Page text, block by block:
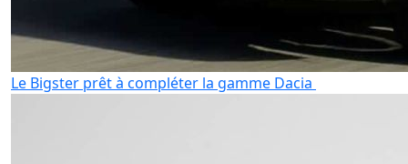
Le Bigster prêt à compléter la gamme Dacia